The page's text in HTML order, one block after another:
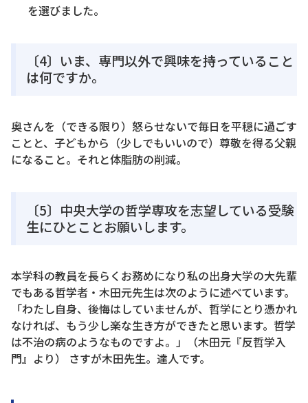
を選びました。
〔4〕いま、専門以外で興味を持っていること
は何ですか。
奥さんを（できる限り）怒らせないで毎日を平穏に過ごす
ことと、子どもから（少しでもいいので）尊敬を得る父親
になること。それと体脂肪の削減。
〔5〕中央大学の哲学専攻を志望している受験
生にひとことお願いします。
本学科の教員を長らくお務めになり私の出身大学の大先輩
でもある哲学者・木田元先生は次のように述べています。
「わたし自身、後悔はしていませんが、哲学にとり憑かれ
なければ、もう少し楽な生き方ができたと思います。哲学
は不治の病のようなものですよ。」（木田元『反哲学入
門』より） さすが木田先生。達人です。